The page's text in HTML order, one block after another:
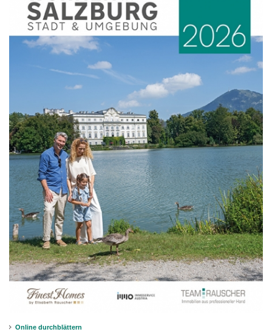
Online durchblättern